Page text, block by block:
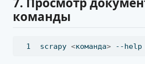
команды
scrapy <команда> --help